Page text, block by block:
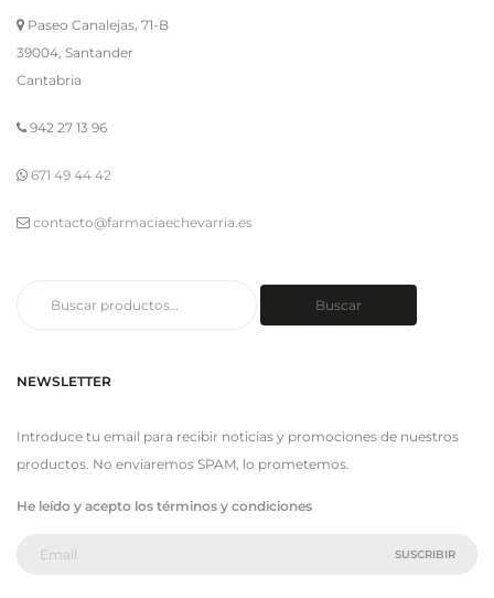
Paseo Canalejas, 71-B
39004, Santander
Cantabria
942 27 13 96
671 49 44 42
contacto@farmaciaechevarria.es
Buscar
NEWSLETTER
Introduce tu email para recibir noticias y promociones de nuestros
productos. No enviaremos SPAM, lo prometemos.
He leído y acepto los términos y condiciones